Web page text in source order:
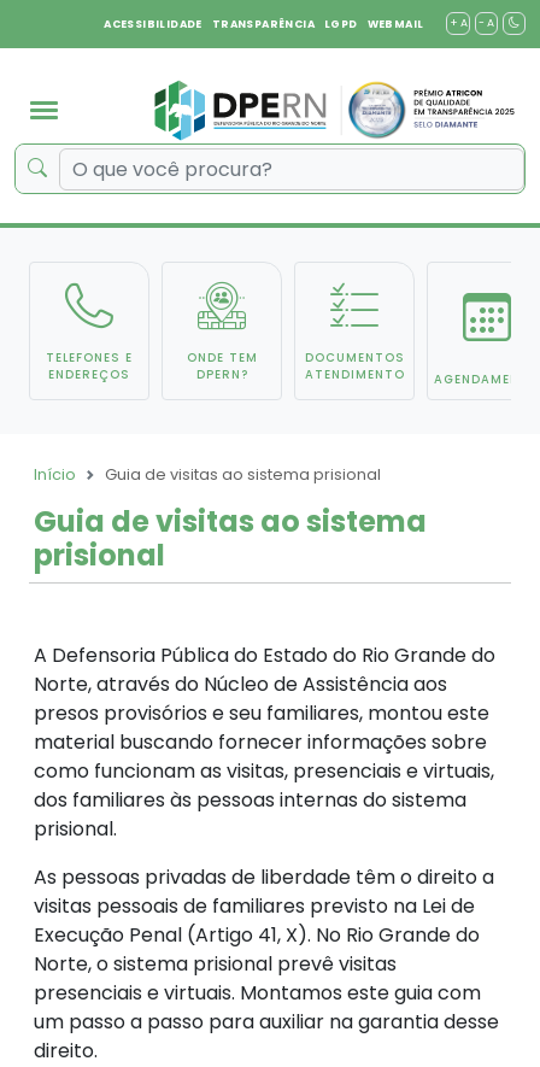
ACESSIBILIDADE TRANSPARÊNCIA LGPD WEBMAIL + A - A
TELEFONES E
ENDEREÇOS
ONDE TEM
DPERN?
DOCUMENTOS
ATENDIMENTO
AGENDAMENTO
Início Guia de visitas ao sistema prisional
Guia de visitas ao sistema
prisional
A Defensoria Pública do Estado do Rio Grande do
Norte, através do Núcleo de Assistência aos
presos provisórios e seu familiares, montou este
material buscando fornecer informações sobre
como funcionam as visitas, presenciais e virtuais,
dos familiares às pessoas internas do sistema
prisional.
As pessoas privadas de liberdade têm o direito a
visitas pessoais de familiares previsto na Lei de
Execução Penal (Artigo 41, X). No Rio Grande do
Norte, o sistema prisional prevê visitas
presenciais e virtuais. Montamos este guia com
um passo a passo para auxiliar na garantia desse
direito.